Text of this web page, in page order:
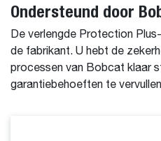
Ondersteund door
De verlengde Protection
de fabrikant. U hebt de
processen van Bobcat klaar
garantiebehoeften te